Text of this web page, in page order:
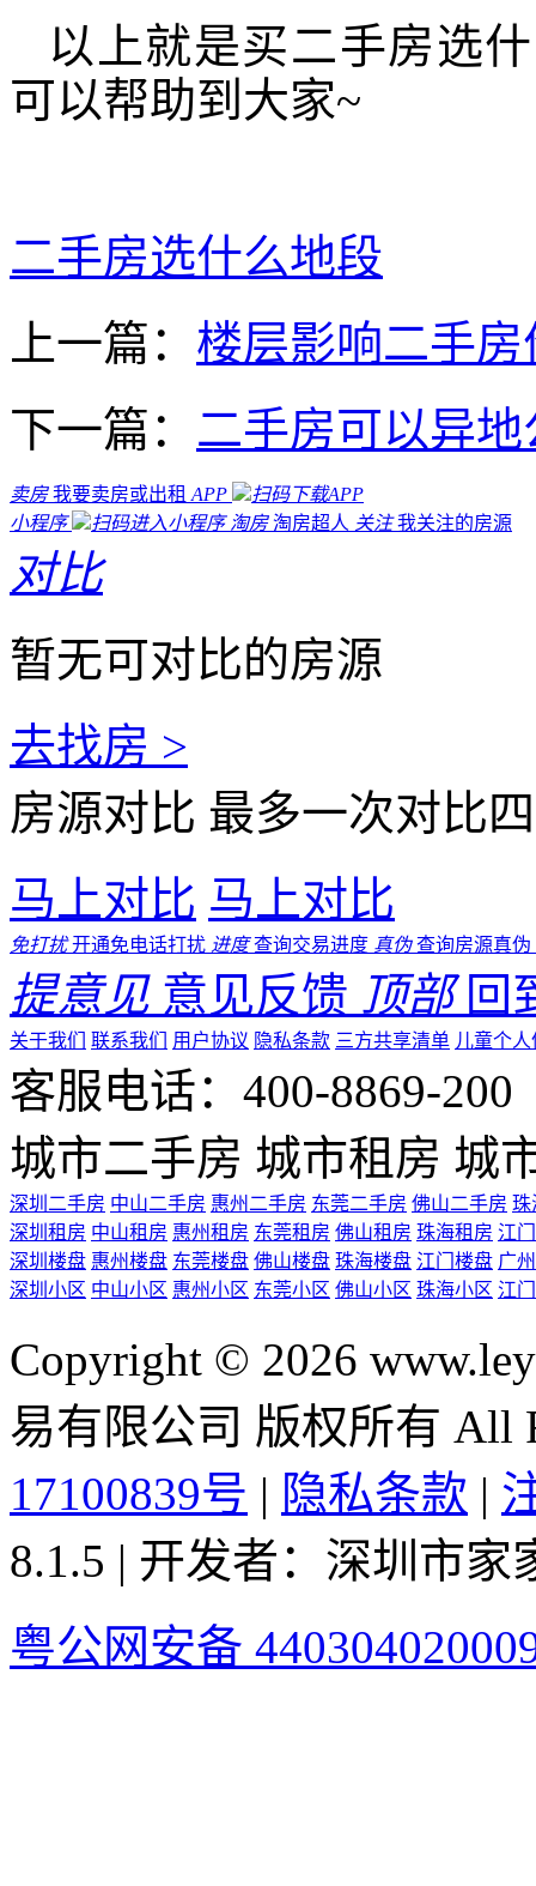
以上就是买二手房选
可以帮助到大家~
二手房选什么地段
上一篇： 楼层影响二手房
下一篇： 二手房可以异
卖房 我要卖房或出租 APP
扫码下载APP
小程序
扫码进入小程序 淘房 淘房超人 关注 我关注的房源
对比
暂无可对比的房源
去找房 >
房源对比 最多一次对比
马上对比 马上对比
免打扰 开通免电话打扰 进度 查询交易进度 真伪 查询房源真伪
提意见 意见反馈 顶部 回
关于我们 联系我们 用户协议 隐私条款 三方共享清单 儿童个
客服电话：400-8869-200
城市二手房 城市租房 城
深圳二手房 中山二手房 惠州二手房 东莞二手房 佛山二手房 珠
深圳租房 中山租房 惠州租房 东莞租房 佛山租房 珠海租房 江
深圳楼盘 惠州楼盘 东莞楼盘 佛山楼盘 珠海楼盘 江门楼盘 广
深圳小区 中山小区 惠州小区 东莞小区 佛山小区 珠海小区 江
Copyright © 2026
易有限公司 版权所有 All
17100839号 | 隐私条款 |
8.1.5 | 开发者：深圳市
粤公网安备